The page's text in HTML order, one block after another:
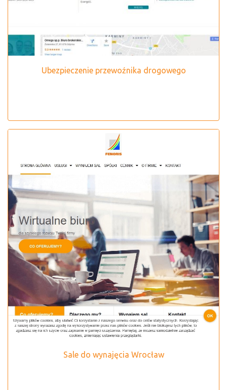
Ubezpieczenie przewoźnika drogowego
Sale do wynajęcia Wrocław